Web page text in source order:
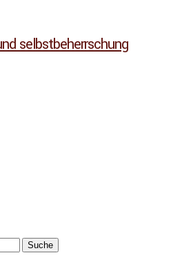
selbstbeherrschung